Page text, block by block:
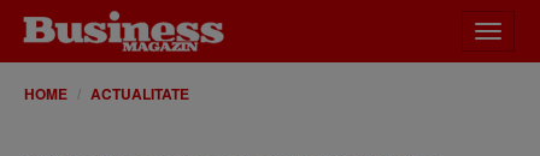
meniu
HOME ACTUALITATE